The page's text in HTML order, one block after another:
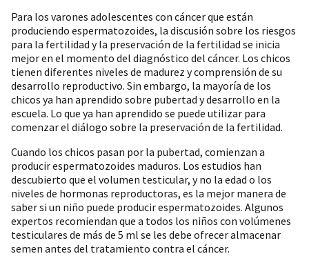
Para los varones adolescentes con cáncer que están
produciendo espermatozoides, la discusión sobre los riesgos
para la fertilidad y la preservación de la fertilidad se inicia
mejor en el momento del diagnóstico del cáncer. Los chicos
tienen diferentes niveles de madurez y comprensión de su
desarrollo reproductivo. Sin embargo, la mayoría de los
chicos ya han aprendido sobre pubertad y desarrollo en la
escuela. Lo que ya han aprendido se puede utilizar para
comenzar el diálogo sobre la preservación de la fertilidad.
Cuando los chicos pasan por la pubertad, comienzan a
producir espermatozoides maduros. Los estudios han
descubierto que el volumen testicular, y no la edad o los
niveles de hormonas reproductoras, es la mejor manera de
saber si un niño puede producir espermatozoides. Algunos
expertos recomiendan que a todos los niños con volúmenes
testiculares de más de 5 ml se les debe ofrecer almacenar
semen antes del tratamiento contra el cáncer.